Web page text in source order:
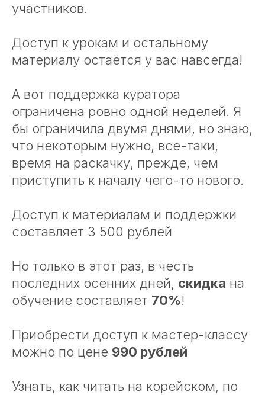
участников.
Доступ к урокам и остальному
материалу остаётся у вас навсегда!
А вот поддержка куратора
ограничена ровно одной неделей. Я
бы ограничила двумя днями, но знаю,
что некоторым нужно, все-таки,
время на раскачку, прежде, чем
приступить к началу чего-то нового.
Доступ к материалам и поддержки
составляет 3 500 рублей
Но только в этот раз, в честь
последних осенних дней, скидка на
обучение составляет 70%!
Приобрести доступ к мастер-классу
можно по цене 990 рублей
Узнать, как читать на корейском, по